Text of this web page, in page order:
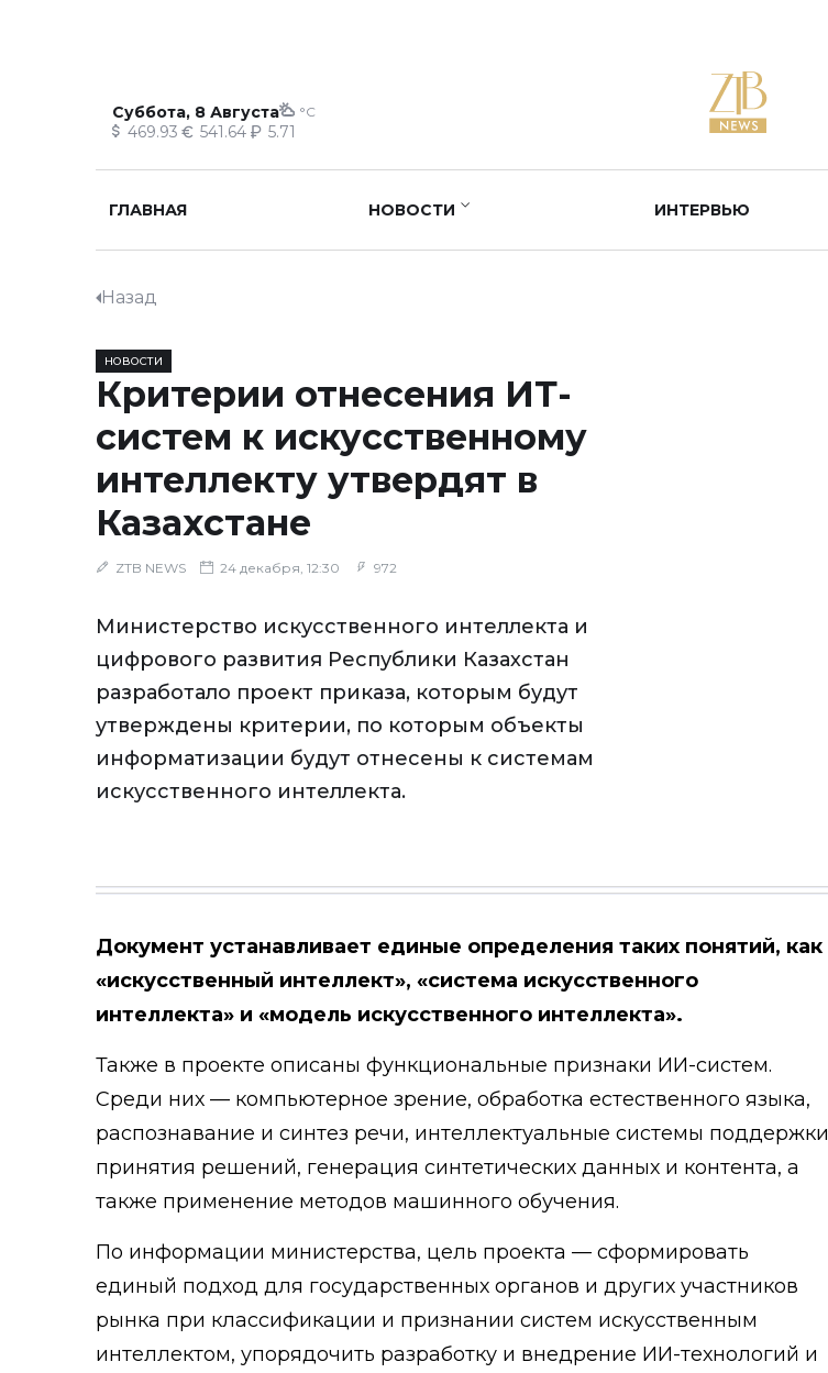
Суббота, 8 Августа °C
469.93 541.64 5.71
ГЛАВНАЯ НОВОСТИ ИНТЕРВЬЮ
Назад
НОВОСТИ
Критерии отнесения ИТ-
систем к искусственному
интеллекту утвердят в
Казахстане
ZTB NEWS 24 декабря, 12:30 972
Министерство искусственного интеллекта и
цифрового развития Республики Казахстан
разработало проект приказа, которым будут
утверждены критерии, по которым объекты
информатизации будут отнесены к системам
искусственного интеллекта.
Документ устанавливает единые определения таких понятий, как
«искусственный интеллект», «система искусственного
интеллекта» и «модель искусственного интеллекта».
Также в проекте описаны функциональные признаки ИИ-систем.
Среди них — компьютерное зрение, обработка естественного языка,
распознавание и синтез речи, интеллектуальные системы поддержки
принятия решений, генерация синтетических данных и контента, а
также применение методов машинного обучения.
По информации министерства, цель проекта — сформировать
единый подход для государственных органов и других участников
рынка при классификации и признании систем искусственным
интеллектом, упорядочить разработку и внедрение ИИ-технологий и